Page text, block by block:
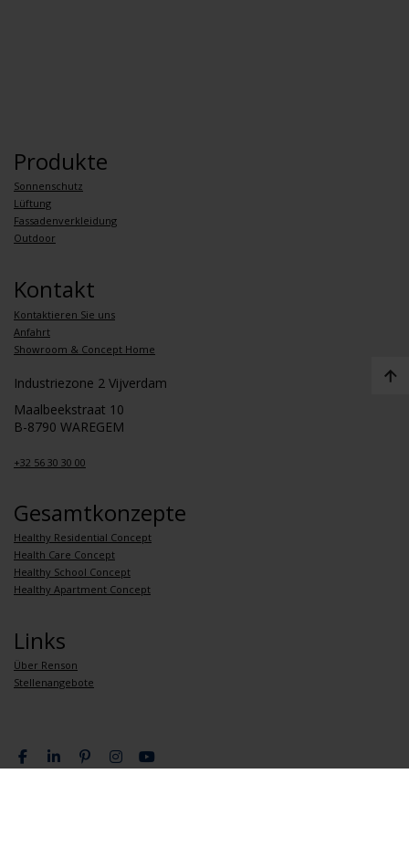
Produkte
Sonnenschutz
Lüftung
Fassadenverkleidung
Outdoor
Kontakt
Kontaktieren Sie uns
Anfahrt
Showroom & Concept Home
Industriezone 2 Vijverdam
Maalbeekstraat 10
B-8790 WAREGEM
+32 56 30 30 00
Gesamtkonzepte
Healthy Residential Concept
Health Care Concept
Healthy School Concept
Healthy Apartment Concept
Links
Über Renson
Stellenangebote